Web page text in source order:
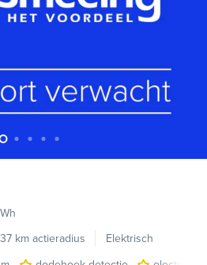
km actieradius
Elektrisch